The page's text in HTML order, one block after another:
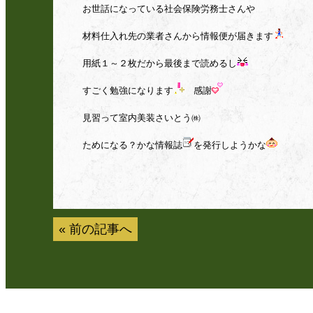
お世話になっている社会保険労務士さんや
材料仕入れ先の業者さんから情報便が届きます
用紙１～２枚だから最後まで読めるし
すごく勉強になります 感謝
見習って室内美装さいとう㈱
ためになる？かな情報誌 を発行しようかな
« 前の記事へ